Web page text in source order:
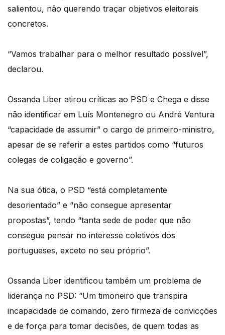
salientou, não querendo traçar objetivos eleitorais
concretos.
“Vamos trabalhar para o melhor resultado possível”,
declarou.
Ossanda Liber atirou críticas ao PSD e Chega e disse
não identificar em Luís Montenegro ou André Ventura
“capacidade de assumir” o cargo de primeiro-ministro,
apesar de se referir a estes partidos como “futuros
colegas de coligação e governo”.
Na sua ótica, o PSD “está completamente
desorientado” e “não consegue apresentar
propostas”, tendo “tanta sede de poder que não
consegue pensar no interesse coletivos dos
portugueses, exceto no seu próprio”.
Ossanda Liber identificou também um problema de
liderança no PSD: “Um timoneiro que transpira
incapacidade de comando, zero firmeza de convicções
e de força para tomar decisões, de quem todas as